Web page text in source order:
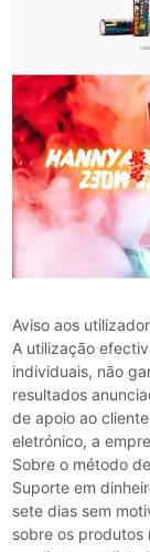
Aviso aos
A utilização
individuais, não
resultados
de apoio ao
eletrónico, a
Sobre o método
Suporte em
sete dias sem
sobre os produtos